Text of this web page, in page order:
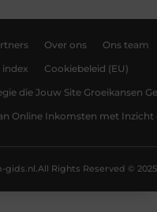
Over ons Ons team
index Cookiebeleid (EU)
die Jouw Site Groeikansen
Online Inkomsten met Inzicht
All Rights Reserved © 2025
gids.nl.